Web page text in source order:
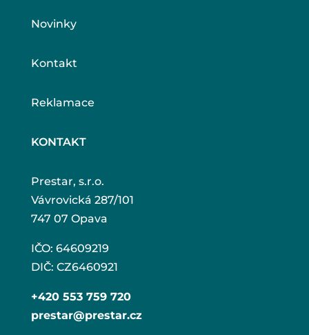
Novinky
Kontakt
Reklamace
KONTAKT
Prestar, s.r.o.
Vávrovická 287/101
747 07 Opava
IČO: 64609219
DIČ: CZ6460921
+420 553 759 720
prestar@prestar.cz